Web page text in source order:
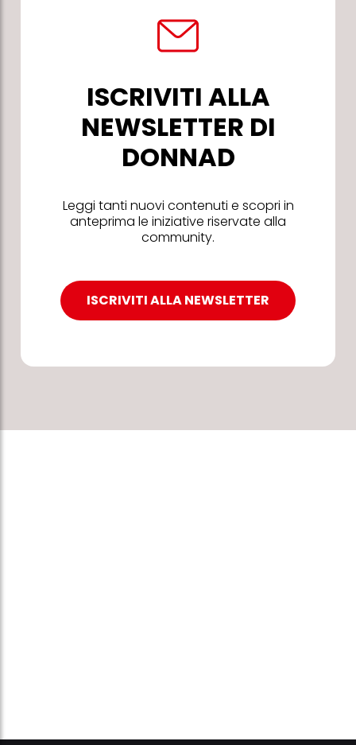
ISCRIVITI ALLA
NEWSLETTER DI
DONNAD
Leggi tanti nuovi contenuti e scopri in
anteprima le iniziative riservate alla
community.
ISCRIVITI ALLA NEWSLETTER